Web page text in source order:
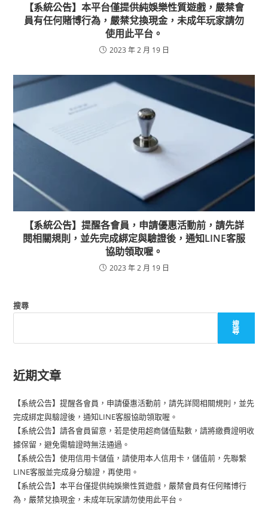
【系統公告】本平台僅提供純娛樂性質遊戲，嚴禁會
員有任何賭博行為，嚴禁兌換現金，未成年玩家請勿
使用此平台。
2023 年 2 月 19 日
【系統公告】提醒各會員，申請優惠活動前，請先詳
閱相關規則，並先完成綁定與驗證後，通知LINE客服
協助領取喔。
2023 年 2 月 19 日
搜尋
搜
尋
近期文章
【系統公告】提醒各會員，申請優惠活動前，請先詳閱相關規則，並先
完成綁定與驗證後，通知LINE客服協助領取喔。
【系統公告】請各會員留意，若是使用超商儲值點數，請將繳費證明收
據保留，避免需驗證時無法通過。
【系統公告】使用信用卡儲值，請使用本人信用卡，儲值前，先聯繫
LINE客服並完成身分驗證，再使用。
【系統公告】本平台僅提供純娛樂性質遊戲，嚴禁會員有任何賭博行
為，嚴禁兌換現金，未成年玩家請勿使用此平台。